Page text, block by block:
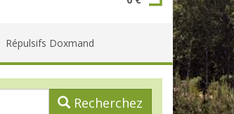
Répulsifs Doxmand
Recherchez